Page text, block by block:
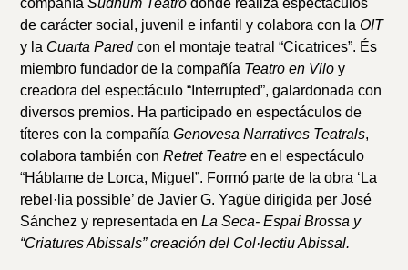
compañíaSudhum Teatrodonde realiza espectáculos
de carácter social, juvenil e infantil y colabora con laOIT
y la Cuarta Paredcon el montaje teatral “Cicatrices”. És
miembro fundador de la compañía Teatro en Viloy
creadora del espectáculo “Interrupted”, galardonada con
diversos premios. Ha participado en espectáculos de
títeres con la compañíaGenovesa Narratives Teatrals,
colabora también conRetret Teatre en el espectáculo
“Háblame de Lorca, Miguel”. Formó parte de la obra ‘La
rebel·lia possible’ de Javier G. Yagüe dirigida per José
Sánchez y representada enLa Seca- Espai Brossa y
“Criatures Abissals” creación del Col·lectiu Abissal.